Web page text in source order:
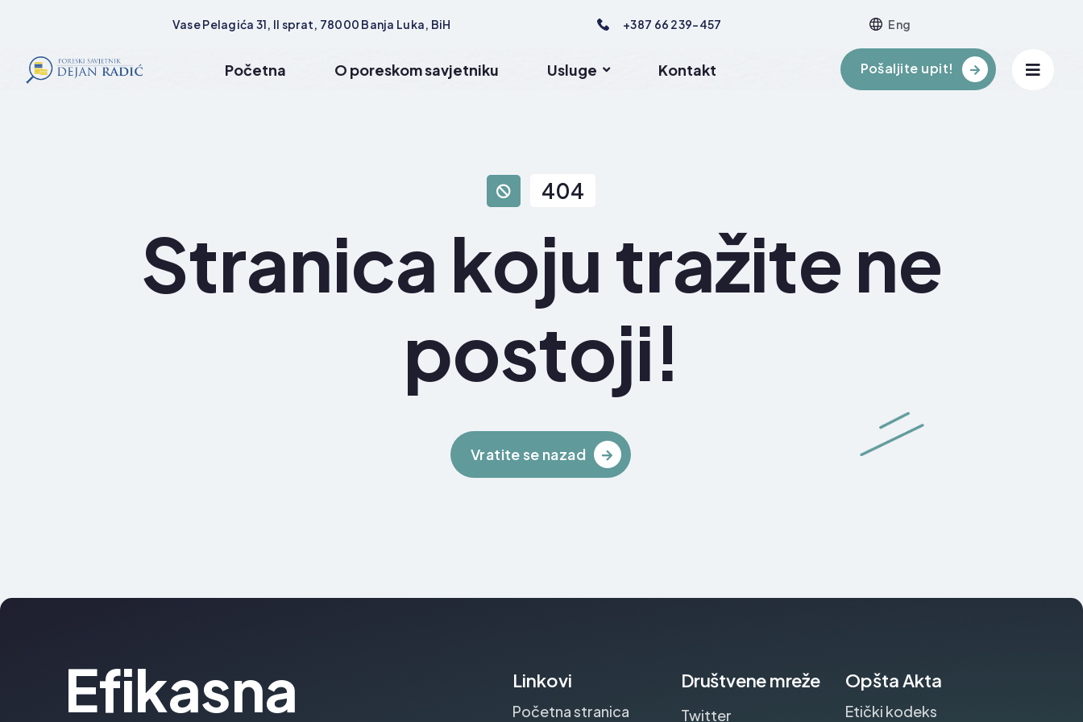
Vase Pelagića 31, II sprat, 78000 Banja Luka, BiH Eng
+387 66 239-457
Početna O poreskom savjetniku Usluge Kontakt Pošaljite upit!
404
Stranica koju tražite ne
postoji!​
Vratite se nazad
Efikasna
Linkovi
Početna stranica
Društvene mreže
Twitter
Opšta Akta
Etički kodeks